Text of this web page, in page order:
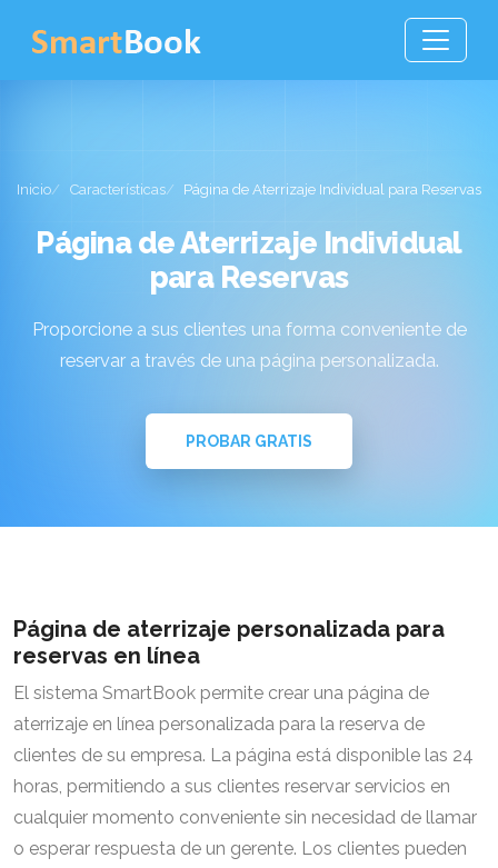
Inicio Características Página de Aterrizaje Individual para Reservas
Página de Aterrizaje Individual
para Reservas
Proporcione a sus clientes una forma conveniente de
reservar a través de una página personalizada.
PROBAR GRATIS
Página de aterrizaje personalizada para
reservas en línea
El sistema SmartBook permite crear una página de
aterrizaje en línea personalizada para la reserva de
clientes de su empresa. La página está disponible las 24
horas, permitiendo a sus clientes reservar servicios en
cualquier momento conveniente sin necesidad de llamar
o esperar respuesta de un gerente. Los clientes pueden